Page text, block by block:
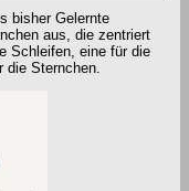
bisher Gelernte
aus, die zentriert
Schleifen, eine für die
die Sternchen.